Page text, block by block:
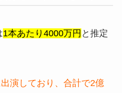
1本あたり4000万円 と推定
演しており、合計で2億